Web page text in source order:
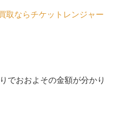
取ならチケットレンジャー
でおおよその金額が分かり